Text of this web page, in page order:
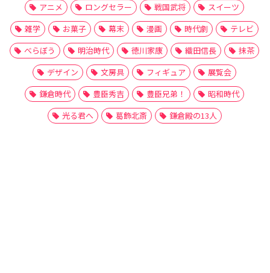
アニメ
ロングセラー 戦国武将
スイーツ
雑学
お菓子 幕末 漫画 時代劇
テレビ
べらぼう
明治時代 徳川家康 織田信長
抹茶
デザイン
文房具 フィギュア
展覧会
鎌倉時代
豊臣秀吉 豊臣兄弟！
昭和時代
光る君へ
葛飾北斎 鎌倉殿の13人